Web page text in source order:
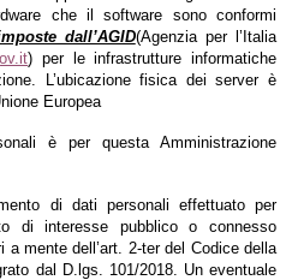
che il software sono conformi
dall’AGID(Agenzia per l’Italia
) per le infrastrutture informatiche
L’ubicazione fisica dei server è
Europea
è per questa Amministrazione
di dati personali effettuato per
di interesse pubblico o connesso
a mente dell’art. 2-ter del Codice della
dal D.lgs. 101/2018. Un eventuale